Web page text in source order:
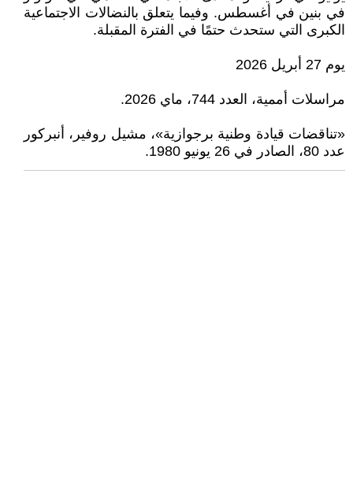
في بنين في أغسطس. وفيما يتعلق بالنضالات الاجتماعية
الكبرى التي ستحدث حتمًا في الفترة المقبلة.
يوم 27 أبريل 2026
مراسلات أممية، العدد 744، ماي 2026.
«تناقضات قيادة وطنية برجوازية»، مشيل روفير، أنبركور
عدد 80، الصادر في 26 يونيو 1980.